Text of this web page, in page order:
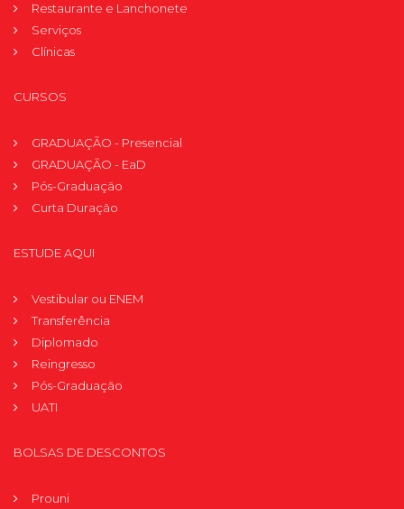
Restaurante e Lanchonete
Serviços
Clínicas
CURSOS
GRADUAÇÃO - Presencial
GRADUAÇÃO - EaD
Pós-Graduação
Curta Duração
ESTUDE AQUI
Vestibular ou ENEM
Transferência
Diplomado
Reingresso
Pós-Graduação
UATI
BOLSAS DE DESCONTOS
Prouni